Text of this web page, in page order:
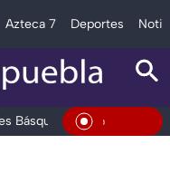
Azteca 7 Deportes
Básquetbol DeportesEn Vivo